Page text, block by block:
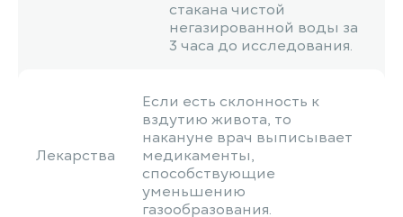
стакана чистой
негазированной воды за
3 часа до исследования.
Лекарства
Если есть склонность к
вздутию живота, то
накануне врач выписывает
медикаменты,
способствующие
уменьшению
газообразования.